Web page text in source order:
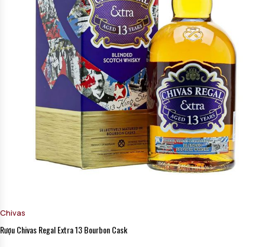
Chivas
Rượu Chivas Regal Extra 13 Bourbon Cask